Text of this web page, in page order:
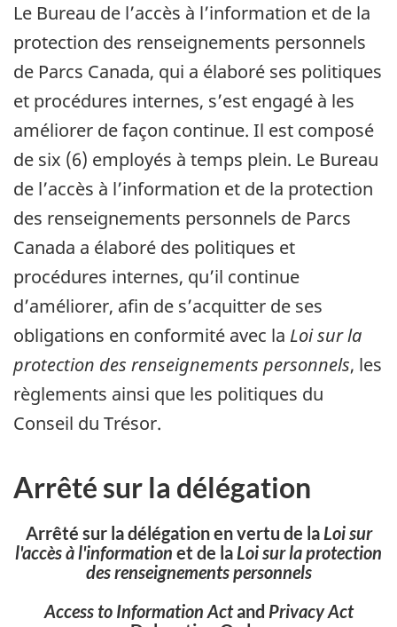
Le Bureau de l’accès à l’information et de la
protection des renseignements personnels
de Parcs Canada, qui a élaboré ses politiques
et procédures internes, s’est engagé à les
améliorer de façon continue. Il est composé
de six (6) employés à temps plein. Le Bureau
de l’accès à l’information et de la protection
des renseignements personnels de Parcs
Canada a élaboré des politiques et
procédures internes, qu’il continue
d’améliorer, afin de s’acquitter de ses
obligations en conformité avec la Loi sur la
protection des renseignements personnels, les
règlements ainsi que les politiques du
Conseil du Trésor.
Arrêté sur la délégation
Arrêté sur la délégation en vertu de laLoi sur
l'accès à l'information et de laLoi sur la protection
des renseignements personnels
Access to Information Actand Privacy Act